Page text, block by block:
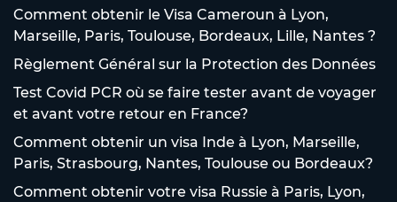
Comment obtenir le Visa Cameroun à Lyon,
Marseille, Paris, Toulouse, Bordeaux, Lille, Nantes ?
Règlement Général sur la Protection des Données
Test Covid PCR où se faire tester avant de voyager
et avant votre retour en France?
Comment obtenir un visa Inde à Lyon, Marseille,
Paris, Strasbourg, Nantes, Toulouse ou Bordeaux?
Comment obtenir votre visa Russie à Paris, Lyon,